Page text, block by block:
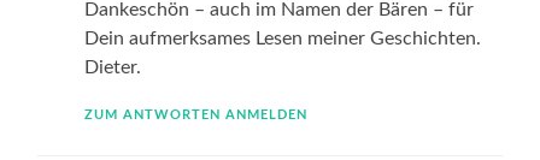
Dankeschön – auch im Namen der Bären – für
Dein aufmerksames Lesen meiner Geschichten.
Dieter.
ZUM ANTWORTEN ANMELDEN